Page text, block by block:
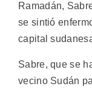
Ramadán,
se sintió
capital
Sabre, que se
vecino Sudán